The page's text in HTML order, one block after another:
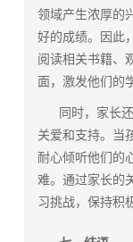
领域产生浓厚的
好的成绩。因此
阅读相关书籍、
面，激发他们的
同时，家长还
关爱和支持。当
耐心倾听他们的
难。通过家长的
习挑战，保持积